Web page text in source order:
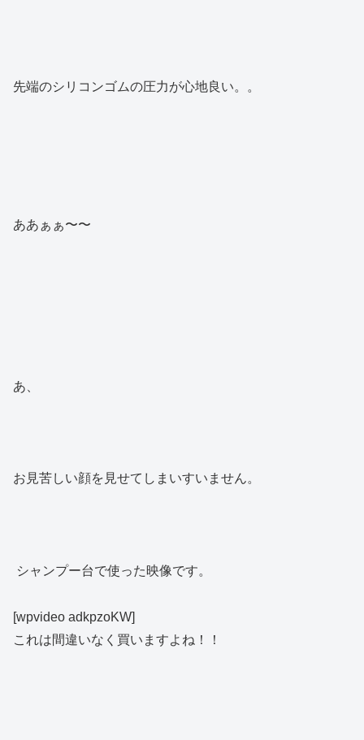
先端のシリコンゴムの圧力が心地良い。。
ああぁぁ〜〜
あ、
お見苦しい顔を見せてしまいすいません。
シャンプー台で使った映像です。
​[wpvideo adkpzoKW]​
これは間違いなく買いますよね！！